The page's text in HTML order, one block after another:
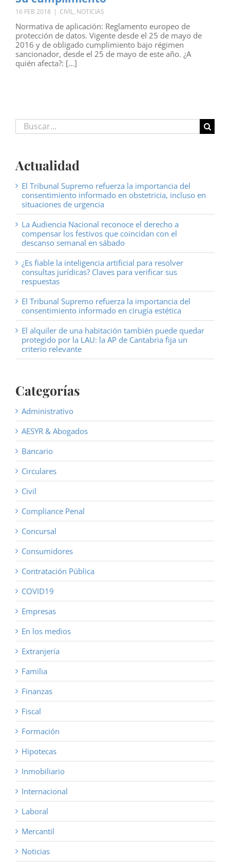
16 FEB 2018 | CIVIL, NOTICIAS
Normativa de aplicación: Reglamento europeo de
protección de datos. Vigente desde el 25 de mayo de
2016 y de obligado cumplimiento bajo régimen
sancionador, desde el 25 de mayo de este año. ¿A
quién afecta?: [...]
Buscar:
Actualidad
El Tribunal Supremo refuerza la importancia del
consentimiento informado en obstetricia, incluso en
situaciones de urgencia
La Audiencia Nacional reconoce el derecho a
compensar los festivos que coincidan con el
descanso semanal en sábado
¿Es fiable la inteligencia artificial para resolver
consultas jurídicas? Claves para verificar sus
respuestas
El Tribunal Supremo refuerza la importancia del
consentimiento informado en cirugía estética
El alquiler de una habitación también puede quedar
protegido por la LAU: la AP de Cantabria fija un
criterio relevante
Categorías
Administrativo
AESYR & Abogados
Bancario
Circulares
Civil
Compliance Penal
Concursal
Consumidores
Contratación Pública
COVID19
Empresas
En los medios
Extranjería
Familia
Finanzas
Fiscal
Formación
Hipotecas
Inmobiliario
Internacional
Laboral
Mercantil
Noticias